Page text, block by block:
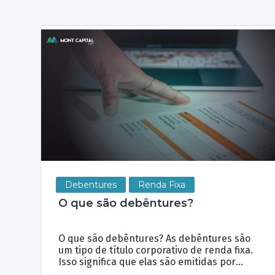
Debentures Renda Fixa
O que são debêntures?
O que são debêntures? As debêntures são
um tipo de título corporativo de renda fixa.
Isso significa que elas são emitidas por